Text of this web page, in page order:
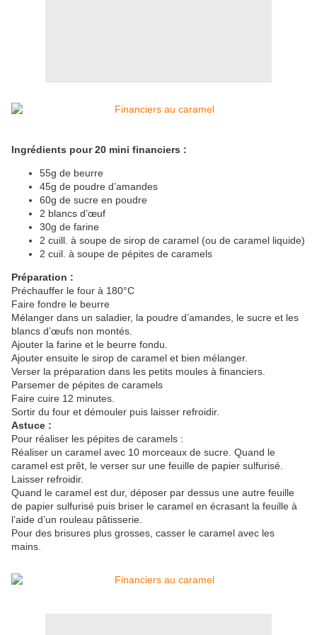
Ingrédients pour 20 mini financiers :
55g de beurre
45g de poudre d’amandes
60g de sucre en poudre
2 blancs d’œuf
30g de farine
2 cuill. à soupe de sirop de caramel (ou de caramel liquide)
2 cuil. à soupe de pépites de caramels
Préparation :
Préchauffer le four à 180°C
Faire fondre le beurre
Mélanger dans un saladier, la poudre d’amandes, le sucre et les
blancs d’œufs non montés.
Ajouter la farine et le beurre fondu.
Ajouter ensuite le sirop de caramel et bien mélanger.
Verser la préparation dans les petits moules à financiers.
Parsemer de pépites de caramels
Faire cuire 12 minutes.
Sortir du four et démouler puis laisser refroidir.
Astuce :
Pour réaliser les pépites de caramels :
Réaliser un caramel avec 10 morceaux de sucre. Quand le
caramel est prêt, le verser sur une feuille de papier sulfurisé.
Laisser refroidir.
Quand le caramel est dur, déposer par dessus une autre feuille
de papier sulfurisé puis briser le caramel en écrasant la feuille à
l’aide d’un rouleau pâtisserie.
Pour des brisures plus grosses, casser le caramel avec les
mains.